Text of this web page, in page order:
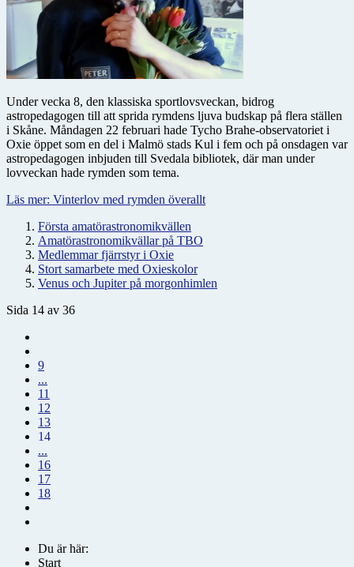
Under vecka 8, den klassiska sportlovsveckan, bidrog
astropedagogen till att sprida rymdens ljuva budskap på flera ställen
i Skåne. Måndagen 22 februari hade Tycho Brahe-observatoriet i
Oxie öppet som en del i Malmö stads Kul i fem och på onsdagen var
astropedagogen inbjuden till Svedala bibliotek, där man under
lovveckan hade rymden som tema.
Läs mer: Vinterlov med rymden överallt
Första amatörastronomikvällen
Amatörastronomikvällar på TBO
Medlemmar fjärrstyr i Oxie
Stort samarbete med Oxieskolor
Venus och Jupiter på morgonhimlen
Sida 14 av 36
9
...
11
12
13
14
...
16
17
18
Du är här:
Start